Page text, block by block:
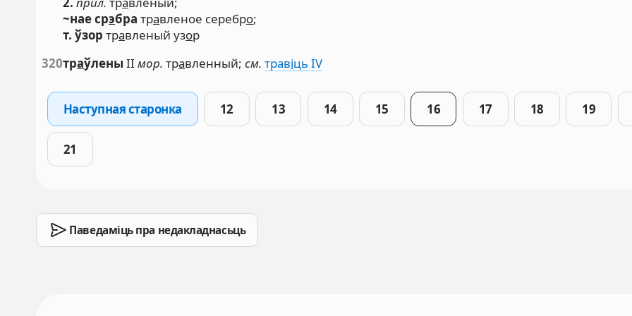
~нае срэбра травленое серебро;
т. ўзор травленый узор
320траўлены IIмор. травленный;см. травіць IV
Наступная старонка 12 13 14 15 16 17 18 19
21
Паведаміць пра недакладнасьць